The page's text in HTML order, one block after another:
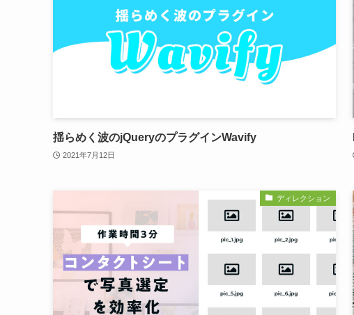
揺らめく波のjQueryのプラグインWavify
2021年7月12日
ディレクション